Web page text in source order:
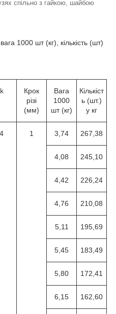
спільно з гайкою, шайбою
1000 шт (кг), кількість (шт)
k
Крок
різі
(мм)
Вага
1000
шт (кг)
Кількіст
ь (шт.)
у кг
4 1 3,74 267,38
4,08 245,10
4,42 226,24
4,76 210,08
5,11 195,69
5,45 183,49
5,80 172,41
6,15 162,60